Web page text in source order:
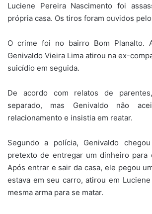
Luciene Pereira Nascimento foi
própria casa. Os tiros foram ouvidos
O crime foi no bairro Bom Planalto.
Genivaldo Vieira Lima atirou na ex-
suicídio em seguida.
De acordo com relatos de
separado, mas Genivaldo não
relacionamento e insistia em reatar.
Segundo a polícia, Genivaldo
pretexto de entregar um dinheiro para
Após entrar e sair da casa, ele pegou
estava em seu carro, atirou em
mesma arma para se matar.